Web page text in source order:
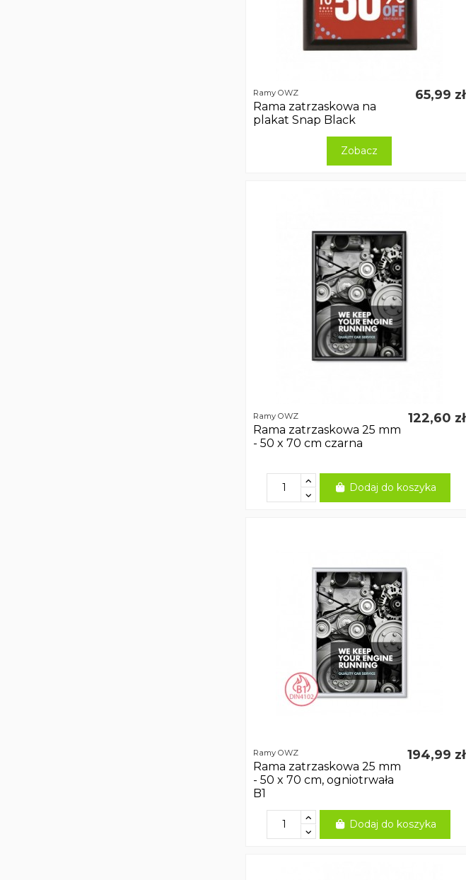
Ramy OWZ
Rama zatrzaskowa na
plakat Snap Black
65,99 zł
Zobacz
Ramy OWZ
Rama zatrzaskowa 25 mm
- 50 x 70 cm czarna
122,60 zł
Dodaj do koszyka
Ramy OWZ
Rama zatrzaskowa 25 mm
- 50 x 70 cm, ogniotrwała
B1
194,99 zł
Dodaj do koszyka